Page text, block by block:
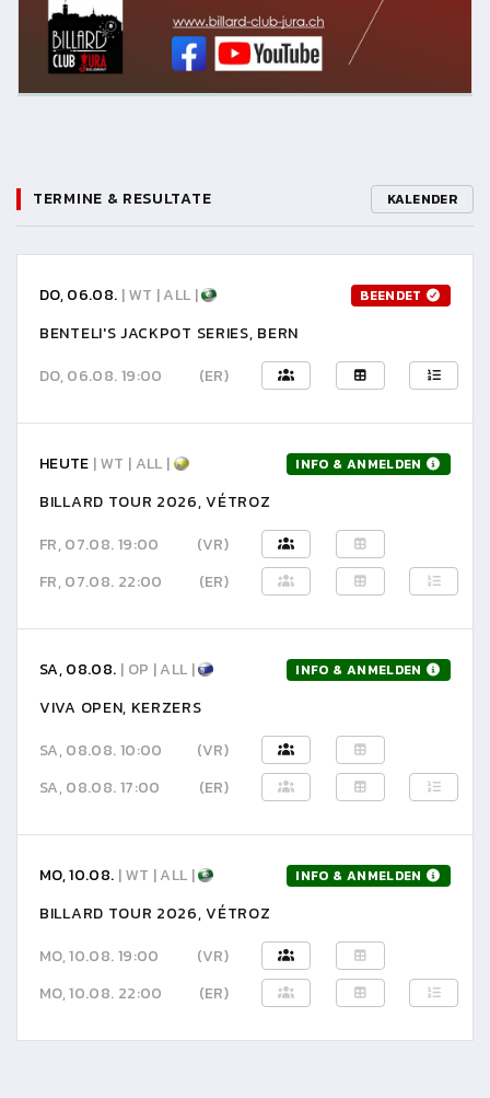
TERMINE & RESULTATE KALENDER
DO, 06.08. | WT | ALL | BEENDET
BENTELI'S JACKPOT SERIES, BERN
DO, 06.08. 19:00
(ER)
HEUTE | WT | ALL | INFO & ANMELDEN
BILLARD TOUR 2026, VÉTROZ
FR, 07.08. 19:00
(VR)
FR, 07.08. 22:00
(ER)
SA, 08.08. | OP | ALL | INFO & ANMELDEN
VIVA OPEN, KERZERS
SA, 08.08. 10:00
(VR)
SA, 08.08. 17:00
(ER)
MO, 10.08. | WT | ALL | INFO & ANMELDEN
BILLARD TOUR 2026, VÉTROZ
MO, 10.08. 19:00
(VR)
MO, 10.08. 22:00
(ER)